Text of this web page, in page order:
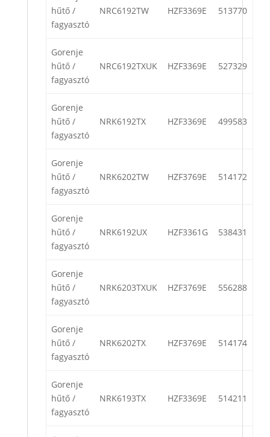
hűtő /
fagyasztó
NRC6192TW HZF3369E 513770
Gorenje
hűtő /
fagyasztó
NRC6192TXUK HZF3369E 527329
Gorenje
hűtő /
fagyasztó
NRK6192TX HZF3369E 499583
Gorenje
hűtő /
fagyasztó
NRK6202TW HZF3769E 514172
Gorenje
hűtő /
fagyasztó
NRK6192UX HZF3361G 538431
Gorenje
hűtő /
fagyasztó
NRK6203TXUK HZF3769E 556288
Gorenje
hűtő /
fagyasztó
NRK6202TX HZF3769E 514174
Gorenje
hűtő /
fagyasztó
NRK6193TX HZF3369E 514211